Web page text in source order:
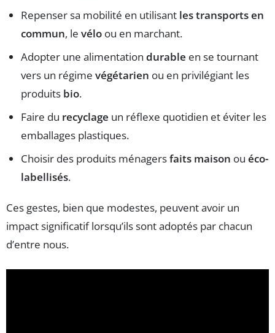
Repenser sa mobilité en utilisant les transports en
commun, le vélo ou en marchant.
Adopter une alimentation durable en se tournant
vers un régime végétarien ou en privilégiant les
produits bio.
Faire du recyclage un réflexe quotidien et éviter les
emballages plastiques.
Choisir des produits ménagersfaits maison ou éco-
labellisés.
Ces gestes, bien que modestes, peuvent avoir un
impact significatif lorsqu’ils sont adoptés par chacun
d’entre nous.